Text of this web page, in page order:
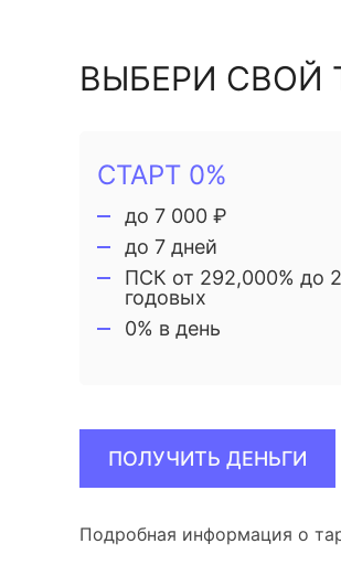
ВЫБЕРИ СВОЙ
СТАРТ 0%
до 7 000 ₽
до 7 дней
ПСК от 292,000% до
годовых
0% в день
ПОЛУЧИТЬ ДЕНЬГИ
Подробная информация о